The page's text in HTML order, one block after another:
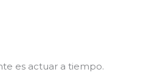
es actuar a tiempo.